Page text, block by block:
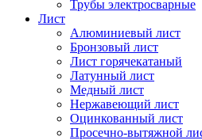
Трубы электросварные
Лист
Алюминиевый лист
Бронзовый лист
Лист горячекатаный
Латунный лист
Медный лист
Нержавеющий лист
Оцинкованный лист
Просечно-вытяжной